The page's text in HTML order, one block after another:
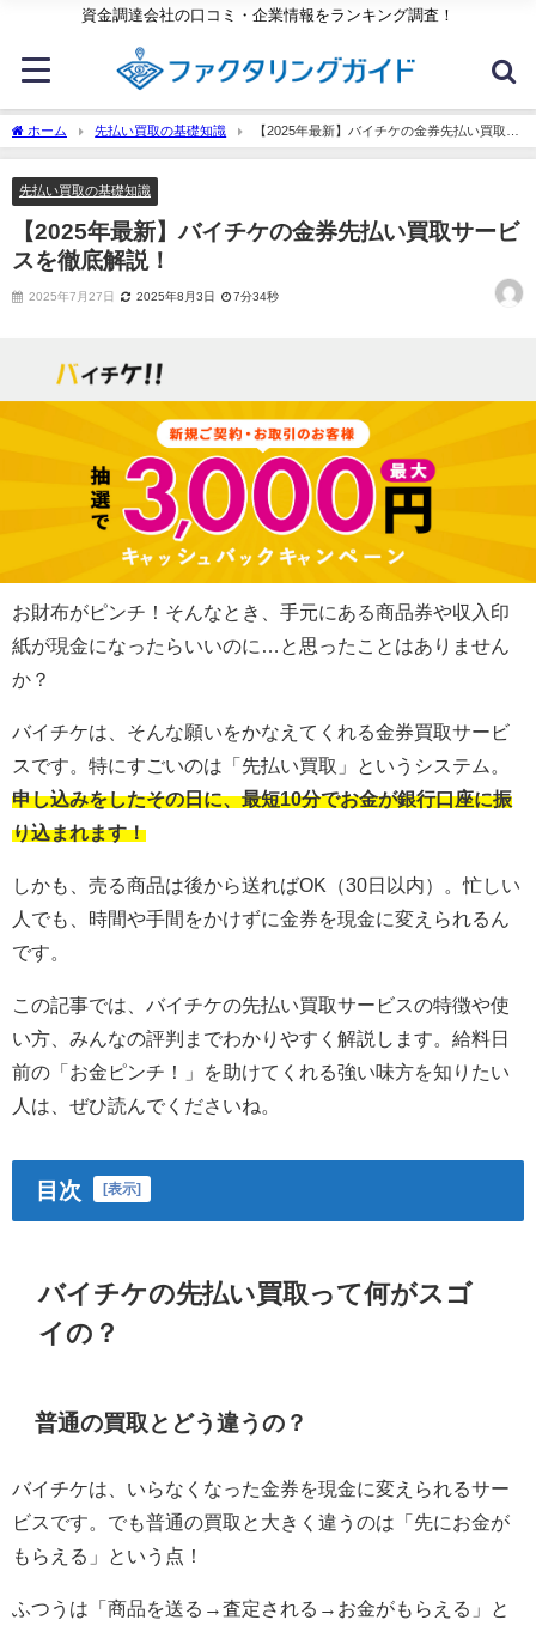
資金調達会社の口コミ・企業情報をランキング調査！
ホーム 先払い買取の基礎知識
【2025年最新】バイチケの金券先払い買取サ
ービスを徹底解説！
先払い買取の基礎知識
【2025年最新】バイチケの金券先払い買取サービ
スを徹底解説！
2025年7月27日 2025年8月3日 7分34秒
お財布がピンチ！そんなとき、手元にある商品券や収入印
紙が現金になったらいいのに…と思ったことはありません
か？
バイチケは、そんな願いをかなえてくれる金券買取サービ
スです。特にすごいのは「先払い買取」というシステム。
申し込みをしたその日に、最短10分でお金が銀行口座に振
り込まれます！
しかも、売る商品は後から送ればOK（30日以内）。忙しい
人でも、時間や手間をかけずに金券を現金に変えられるん
です。
この記事では、バイチケの先払い買取サービスの特徴や使
い方、みんなの評判までわかりやすく解説します。給料日
前の「お金ピンチ！」を助けてくれる強い味方を知りたい
人は、ぜひ読んでくださいね。
目次 表示
バイチケの先払い買取って何がスゴ
イの？
普通の買取とどう違うの？
バイチケは、いらなくなった金券を現金に変えられるサー
ビスです。でも普通の買取と大きく違うのは「先にお金が
もらえる」という点！
ふつうは「商品を送る→査定される→お金がもらえる」と